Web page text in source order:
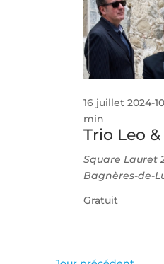
Trio Leo &
16 juillet 2024-
min
Square Lauret
Bagnères-de-
Gratuit